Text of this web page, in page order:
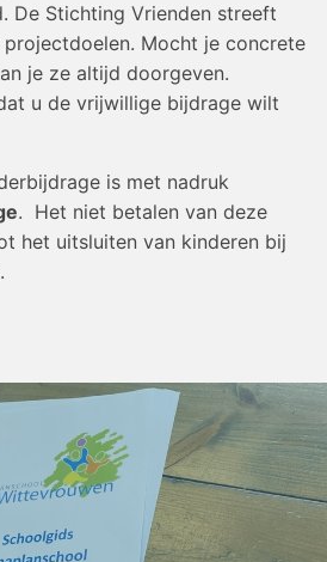
De Stichting Vrienden streeft
projectdoelen. Mocht je concrete
je ze altijd doorgeven.
u de vrijwillige bijdrage wilt
is met nadruk
. Het niet betalen van deze
het uitsluiten van kinderen bij